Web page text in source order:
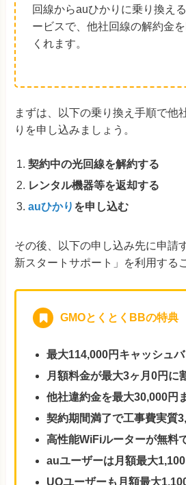
回線からauひかりに乗り換え
ービスで、他社回線の解約金
くれます。
まずは、以下の乗り換え手順で他
りを申し込みましょう。
契約中の光回線を解約する
レンタル機器等を返却する
auひかり を申し込む
その後、以下の申し込み先に申請
新スタートサポート」を利用する
GMOとくとくBBの特典
最大114,000円キャッシュバ
月額料金が最大3ヶ月0円に
他社違約金を最大30,000円
契約期間満了で工事費実質
高性能WiFiルーターが無料
auユーザーは月額最大1,100
UQユーザーも月額最大